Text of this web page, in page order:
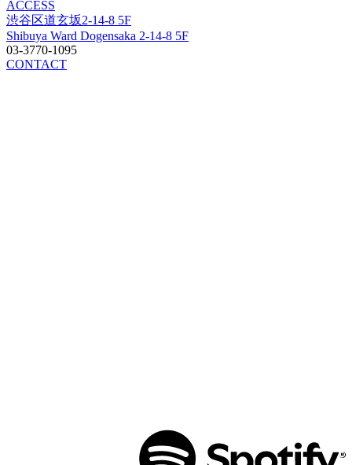
ACCESS
渋谷区道玄坂2-14-8 5F
Shibuya Ward Dogensaka 2-14-8 5F
03-3770-1095
CONTACT